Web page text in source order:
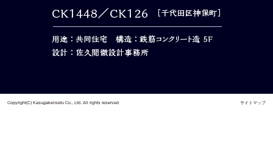
Copyright(C) Kasugakensetu Co., Ltd. All rights reserved サイトマップ